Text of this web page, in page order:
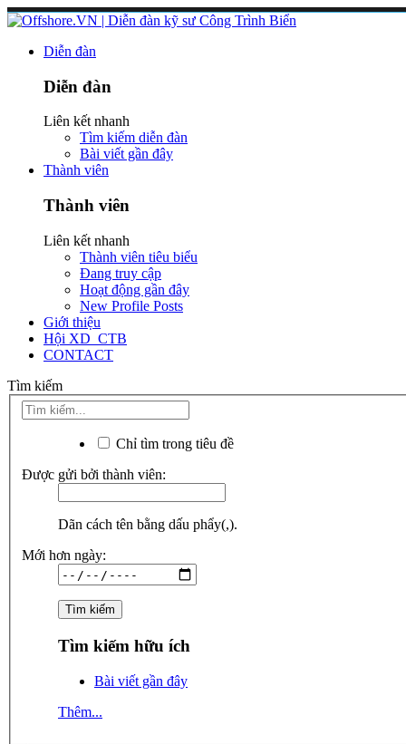
Diễn đàn
Diễn đàn
Liên kết nhanh
Tìm kiếm diễn đàn
Bài viết gần đây
Thành viên
Thành viên
Liên kết nhanh
Thành viên tiêu biểu
Đang truy cập
Hoạt động gần đây
New Profile Posts
Giới thiệu
Hội XD_CTB
CONTACT
Tìm kiếm
Chỉ tìm trong tiêu đề
Được gửi bởi thành viên:
Dãn cách tên bằng dấu phẩy(,).
Mới hơn ngày:
Tìm kiếm hữu ích
Bài viết gần đây
Thêm...